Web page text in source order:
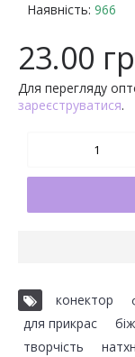
Наявність: 966
23.00
Для перегляду
зареєструватися.
конектор
для прикрас
творчість